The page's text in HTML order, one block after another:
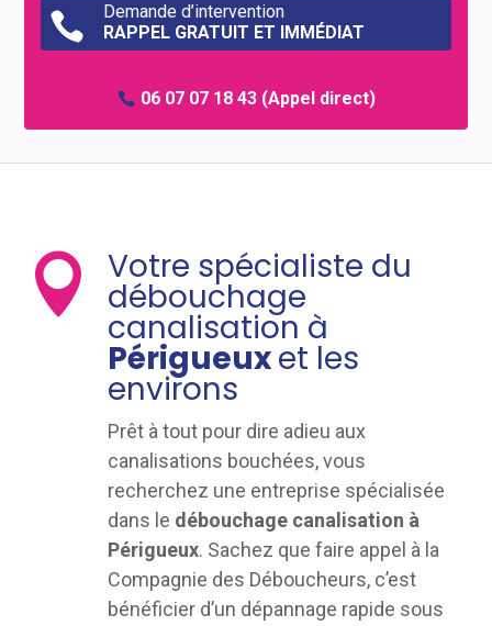

Demande d’intervention
RAPPEL GRATUIT ET IMMÉDIAT
06 07 07 18 43(Appel direct)
 Votre spécialiste du
débouchage
canalisation à
Périgueuxet les
environs
Prêt à tout pour dire adieu aux
canalisations bouchées, vous
recherchez une entreprise spécialisée
dans le débouchage canalisation à
Périgueux. Sachez que faire appel à la
Compagnie des Déboucheurs, c’est
bénéficier d’un dépannage rapide sous